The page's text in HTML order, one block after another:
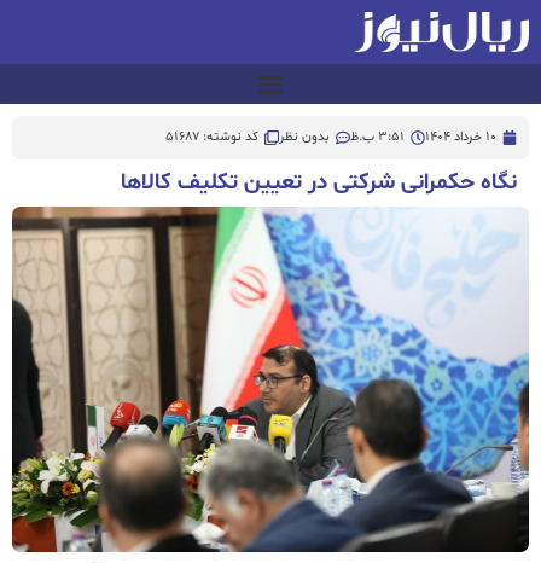
10 خرداد 1404 3:51 ب.ظ بدون نظر کد نوشته: 51687
نگاه حکمرانی شرکتی در تعیین تکلیف کالاها